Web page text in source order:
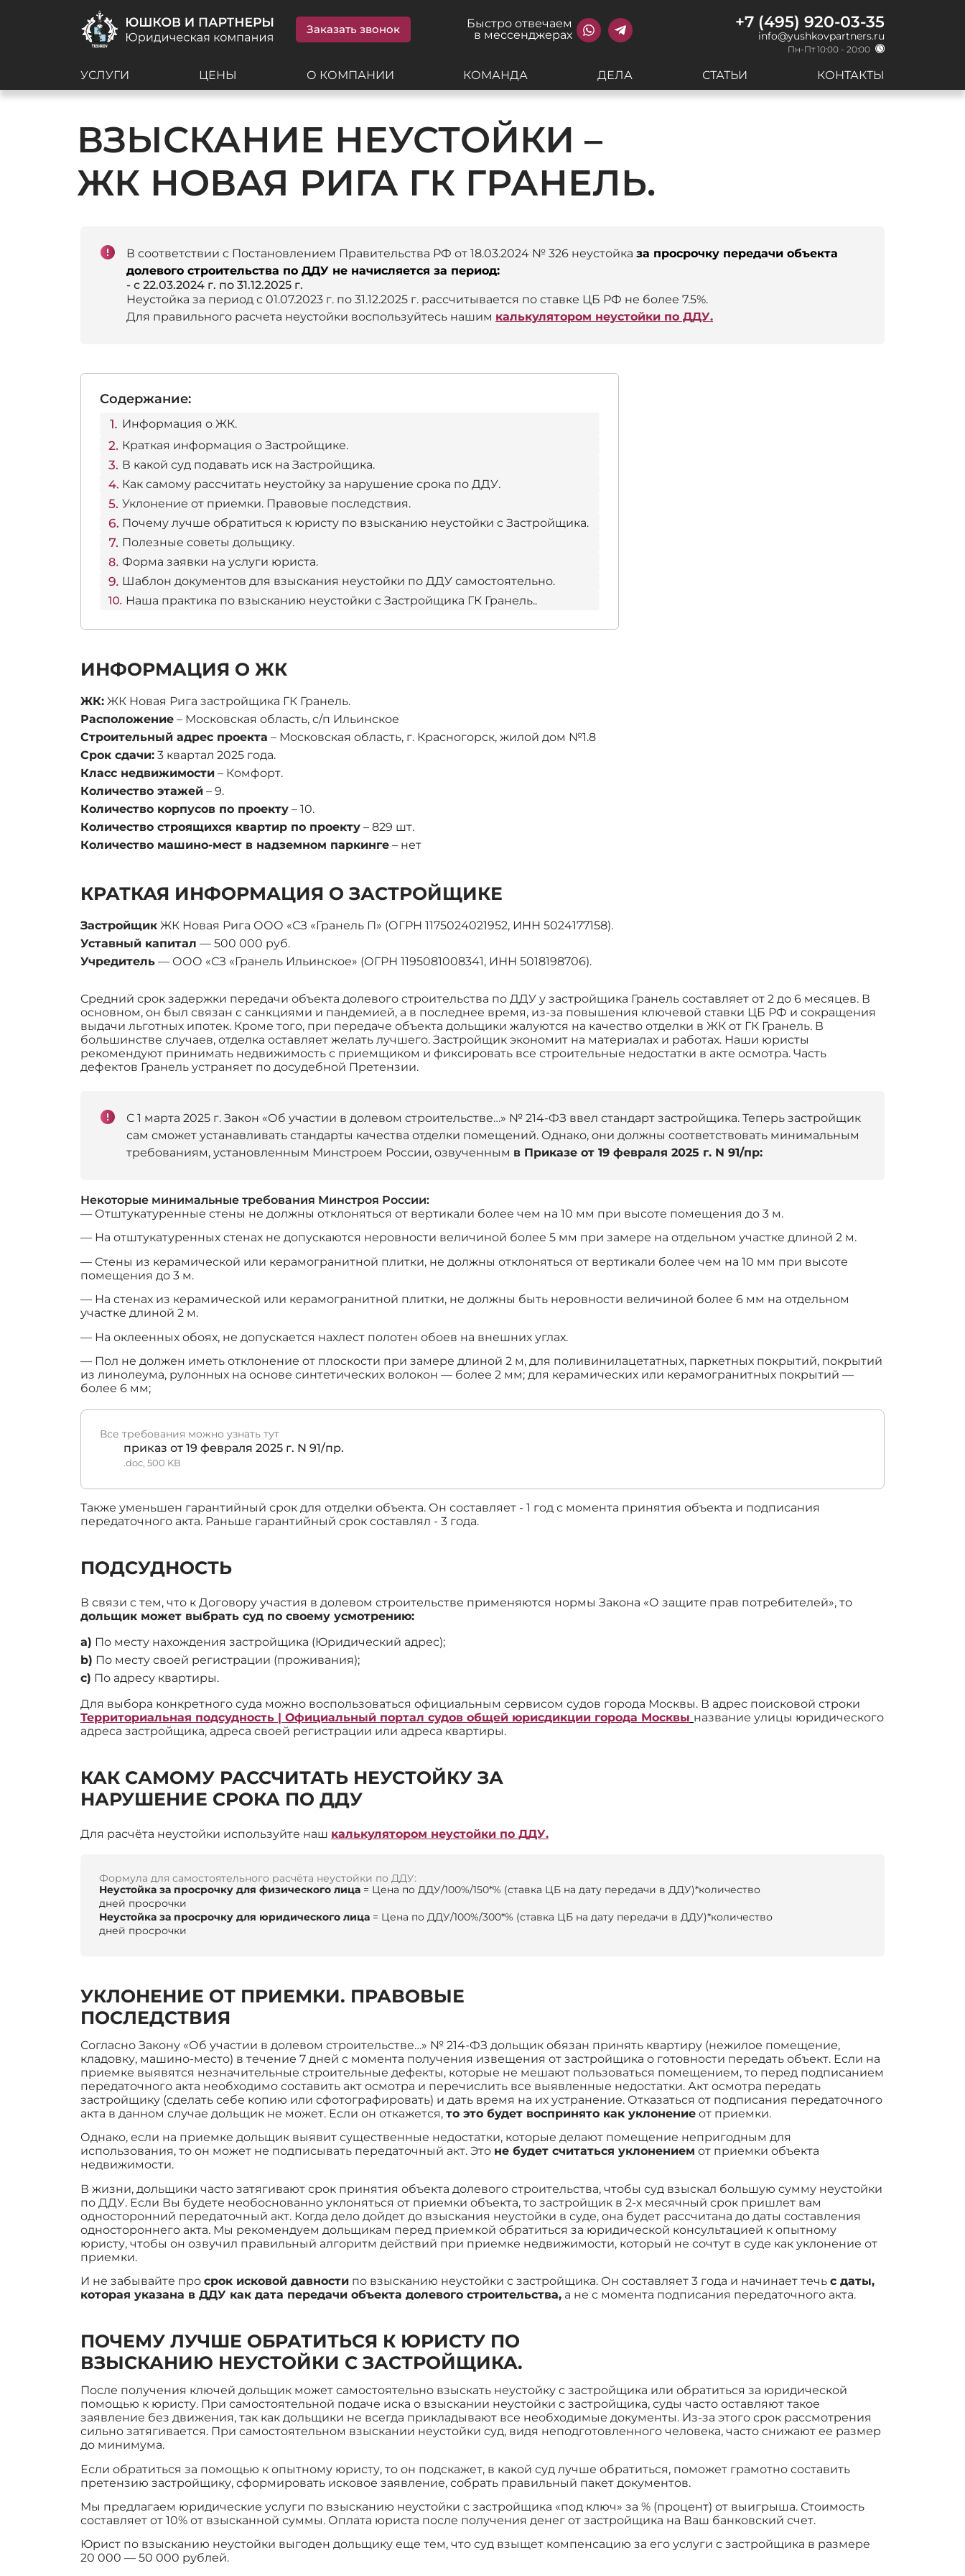
Заказать звонок
Быстро отвечаем
в мессенджерах
+7 (495) 920-03-35
info@yushkovpartners.ru
Пн-Пт 10:00 - 20:00
УСЛУГИ ЦЕНЫ О КОМПАНИИ КОМАНДА ДЕЛА СТАТЬИ КОНТАКТЫ
ВЗЫСКАНИЕ НЕУСТОЙКИ –
ЖК НОВАЯ РИГА ГК ГРАНЕЛЬ.
В соответствии с Постановлением Правительства РФ от 18.03.2024 № 326 неустойка за просрочку передачи объекта
долевого строительства по ДДУ не начисляется за период:
- с 22.03.2024 г. по 31.12.2025 г.
Неустойка за период с 01.07.2023 г. по 31.12.2025 г. рассчитывается по ставке ЦБ РФ не более 7.5%.
Для правильного расчета неустойки воспользуйтесь нашим калькулятором неустойки по ДДУ.
Содержание:
Информация о ЖК.
Краткая информация о Застройщике.
В какой суд подавать иск на Застройщика.
Как самому рассчитать неустойку за нарушение срока по ДДУ.
Уклонение от приемки. Правовые последствия.
Почему лучше обратиться к юристу по взысканию неустойки с Застройщика.
Полезные советы дольщику.
Форма заявки на услуги юриста.
Шаблон документов для взыскания неустойки по ДДУ самостоятельно.
Наша практика по взысканию неустойки с Застройщика ГК Гранель..
ИНФОРМАЦИЯ О ЖК
ЖК: ЖК Новая Рига застройщика ГК Гранель.
Расположение – Московская область, с/п Ильинское
Строительный адрес проекта – Московская область, г. Красногорск, жилой дом №1.8
Срок сдачи: 3 квартал 2025 года.
Класс недвижимости – Комфорт.
Количество этажей – 9.
Количество корпусов по проекту – 10.
Количество строящихся квартир по проекту – 829 шт.
Количество машино-мест в надземном паркинге – нет
КРАТКАЯ ИНФОРМАЦИЯ О ЗАСТРОЙЩИКЕ
Застройщик ЖК Новая Рига ООО «СЗ «Гранель П» (ОГРН 1175024021952, ИНН 5024177158).
Уставный капитал — 500 000 руб.
Учредитель — ООО «СЗ «Гранель Ильинское» (ОГРН 1195081008341, ИНН 5018198706).
Средний срок задержки передачи объекта долевого строительства по ДДУ у застройщика Гранель составляет от 2 до 6 месяцев. В
основном, он был связан с санкциями и пандемией, а в последнее время, из-за повышения ключевой ставки ЦБ РФ и сокращения
выдачи льготных ипотек. Кроме того, при передаче объекта дольщики жалуются на качество отделки в ЖК от ГК Гранель. В
большинстве случаев, отделка оставляет желать лучшего. Застройщик экономит на материалах и работах. Наши юристы
рекомендуют принимать недвижимость с приемщиком и фиксировать все строительные недостатки в акте осмотра. Часть
дефектов Гранель устраняет по досудебной Претензии.
С 1 марта 2025 г. Закон «Об участии в долевом строительстве…» № 214-ФЗ ввел стандарт застройщика. Теперь застройщик
сам сможет устанавливать стандарты качества отделки помещений. Однако, они должны соответствовать минимальным
требованиям, установленным Минстроем России, озвученным в Приказе от 19 февраля 2025 г. N 91/пр:
Некоторые минимальные требования Минстроя России:
— Отштукатуренные стены не должны отклоняться от вертикали более чем на 10 мм при высоте помещения до 3 м.
— На отштукатуренных стенах не допускаются неровности величиной более 5 мм при замере на отдельном участке длиной 2 м.
— Стены из керамической или керамогранитной плитки, не должны отклоняться от вертикали более чем на 10 мм при высоте
помещения до 3 м.
— На стенах из керамической или керамогранитной плитки, не должны быть неровности величиной более 6 мм на отдельном
участке длиной 2 м.
— На оклеенных обоях, не допускается нахлест полотен обоев на внешних углах.
— Пол не должен иметь отклонение от плоскости при замере длиной 2 м, для поливинилацетатных, паркетных покрытий, покрытий
из линолеума, рулонных на основе синтетических волокон — более 2 мм; для керамических или керамогранитных покрытий —
более 6 мм;
Все требования можно узнать тут
приказ от 19 февраля 2025 г. N 91/пр.
.doc, 500 KB
Также уменьшен гарантийный срок для отделки объекта. Он составляет - 1 год с момента принятия объекта и подписания
передаточного акта. Раньше гарантийный срок составлял - 3 года.
ПОДСУДНОСТЬ
В связи с тем, что к Договору участия в долевом строительстве применяются нормы Закона «О защите прав потребителей», то
дольщик может выбрать суд по своему усмотрению:
a) По месту нахождения застройщика (Юридический адрес);
b) По месту своей регистрации (проживания);
c) По адресу квартиры.
Для выбора конкретного суда можно воспользоваться официальным сервисом судов города Москвы. В адрес поисковой строки
Территориальная подсудность | Официальный портал судов общей юрисдикции города Москвы название улицы юридического
адреса застройщика, адреса своей регистрации или адреса квартиры.
КАК САМОМУ РАССЧИТАТЬ НЕУСТОЙКУ ЗА
НАРУШЕНИЕ СРОКА ПО ДДУ
Для расчёта неустойки используйте наш калькулятором неустойки по ДДУ.
Формула для самостоятельного расчёта неустойки по ДДУ:
Неустойка за просрочку для физического лица = Цена по ДДУ/100%/150*% (ставка ЦБ на дату передачи в ДДУ)*количество
дней просрочки
Неустойка за просрочку для юридического лица = Цена по ДДУ/100%/300*% (ставка ЦБ на дату передачи в ДДУ)*количество
дней просрочки
УКЛОНЕНИЕ ОТ ПРИЕМКИ. ПРАВОВЫЕ
ПОСЛЕДСТВИЯ
Согласно Закону «Об участии в долевом строительстве…» № 214-ФЗ дольщик обязан принять квартиру (нежилое помещение,
кладовку, машино-место) в течение 7 дней с момента получения извещения от застройщика о готовности передать объект. Если на
приемке выявятся незначительные строительные дефекты, которые не мешают пользоваться помещением, то перед подписанием
передаточного акта необходимо составить акт осмотра и перечислить все выявленные недостатки. Акт осмотра передать
застройщику (сделать себе копию или сфотографировать) и дать время на их устранение. Отказаться от подписания передаточного
акта в данном случае дольщик не может. Если он откажется, то это будет воспринято как уклонение от приемки.
Однако, если на приемке дольщик выявит существенные недостатки, которые делают помещение непригодным для
использования, то он может не подписывать передаточный акт. Это не будет считаться уклонением от приемки объекта
недвижимости.
В жизни, дольщики часто затягивают срок принятия объекта долевого строительства, чтобы суд взыскал большую сумму неустойки
по ДДУ. Если Вы будете необоснованно уклоняться от приемки объекта, то застройщик в 2-х месячный срок пришлет вам
односторонний передаточный акт. Когда дело дойдет до взыскания неустойки в суде, она будет рассчитана до даты составления
одностороннего акта. Мы рекомендуем дольщикам перед приемкой обратиться за юридической консультацией к опытному
юристу, чтобы он озвучил правильный алгоритм действий при приемке недвижимости, который не сочтут в суде как уклонение от
приемки.
И не забывайте про срок исковой давности по взысканию неустойки с застройщика. Он составляет 3 года и начинает течь с даты,
которая указана в ДДУ как дата передачи объекта долевого строительства, а не с момента подписания передаточного акта.
ПОЧЕМУ ЛУЧШЕ ОБРАТИТЬСЯ К ЮРИСТУ ПО
ВЗЫСКАНИЮ НЕУСТОЙКИ С ЗАСТРОЙЩИКА.
После получения ключей дольщик может самостоятельно взыскать неустойку с застройщика или обратиться за юридической
помощью к юристу. При самостоятельной подаче иска о взыскании неустойки с застройщика, суды часто оставляют такое
заявление без движения, так как дольщики не всегда прикладывают все необходимые документы. Из-за этого срок рассмотрения
сильно затягивается. При самостоятельном взыскании неустойки суд, видя неподготовленного человека, часто снижают ее размер
до минимума.
Если обратиться за помощью к опытному юристу, то он подскажет, в какой суд лучше обратиться, поможет грамотно составить
претензию застройщику, сформировать исковое заявление, собрать правильный пакет документов.
Мы предлагаем юридические услуги по взысканию неустойки с застройщика «под ключ» за % (процент) от выигрыша. Стоимость
составляет от 10% от взысканной суммы. Оплата юриста после получения денег от застройщика на Ваш банковский счет.
Юрист по взысканию неустойки выгоден дольщику еще тем, что суд взыщет компенсацию за его услуги с застройщика в размере
20 000 — 50 000 рублей.